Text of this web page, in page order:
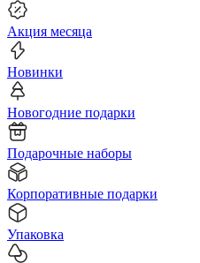
Акция месяца
Новинки
Новогодние подарки
Подарочные наборы
Корпоративные подарки
Упаковка